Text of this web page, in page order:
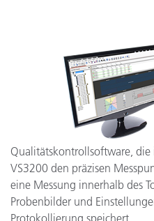
Qualitätskontrollsoftware,
VS3200 den präzisen
eine Messung innerhalb des
Probenbilder und
Protokollierung speichert.